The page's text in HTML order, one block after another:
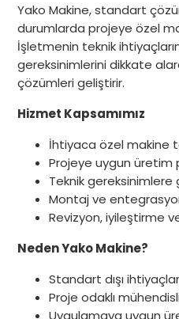
Yako Makine, standart
durumlarda projeye özel
İşletmenin teknik
gereksinimlerini dikkate
çözümleri geliştirir.
Hizmet Kapsamımız
İhtiyaca özel makine
Projeye uygun üretim
Teknik
Montaj ve
Revizyon, iyileştirme
Neden Yako Makine?
Standart dışı
Proje odaklı
Uygulamaya uygun